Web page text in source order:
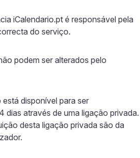
iCalendario.pt é responsável pela
do serviço.
podem ser alterados pelo
disponível para ser
dias através de uma ligação privada.
desta ligação privada são da